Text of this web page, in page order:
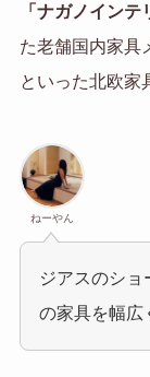
「ナガノイン
た老舗国内家具
といった北欧家
ねーやん
ジアスのショ
の家具を幅広